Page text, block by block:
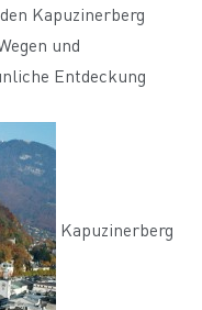
Kapuzinerberg
und
Entdeckung
Kapuzinerberg